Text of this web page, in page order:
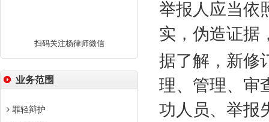
扫码关注杨律师微信
业务范围
罪轻辩护
举报人应当依
实，伪造证据
据了解，新修
理、管理、审
功人员、举报